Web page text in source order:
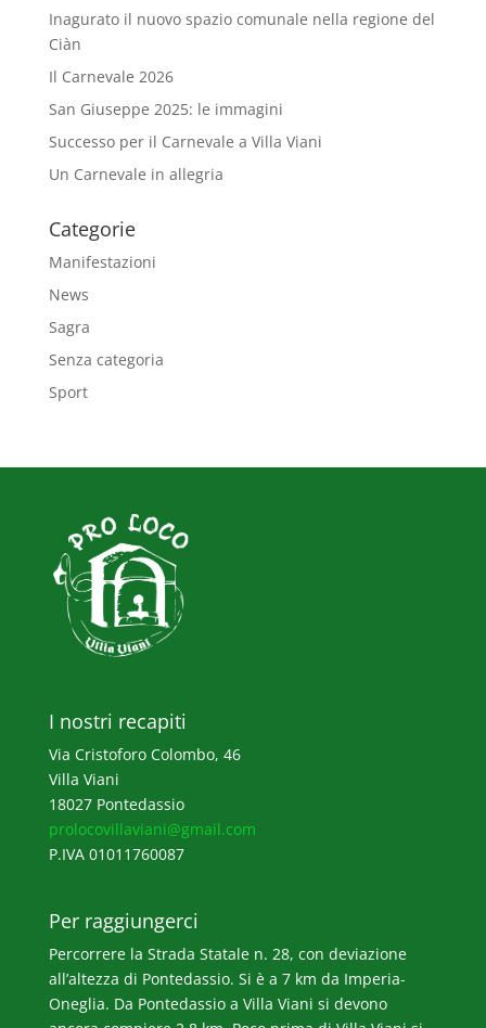
Inagurato il nuovo spazio comunale nella regione del
Ciàn
Il Carnevale 2026
San Giuseppe 2025: le immagini
Successo per il Carnevale a Villa Viani
Un Carnevale in allegria
Categorie
Manifestazioni
News
Sagra
Senza categoria
Sport
I nostri recapiti
Via Cristoforo Colombo, 46
Villa Viani
18027 Pontedassio
prolocovillaviani@gmail.com
P.IVA 01011760087
Per raggiungerci
Percorrere la Strada Statale n. 28, con deviazione
all’altezza di Pontedassio. Si è a 7 km da Imperia-
Oneglia. Da Pontedassio a Villa Viani si devono